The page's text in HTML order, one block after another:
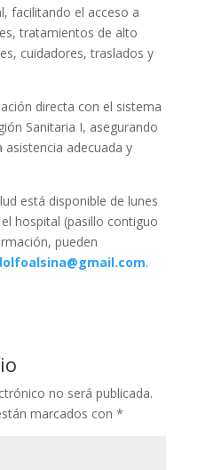
facilitando el acceso a
tratamientos de alto
cuidadores, traslados y
directa con el sistema
Sanitaria I, asegurando
asistencia adecuada y
está disponible de lunes
hospital (pasillo contiguo
pueden
.
no será publicada.
marcados con *